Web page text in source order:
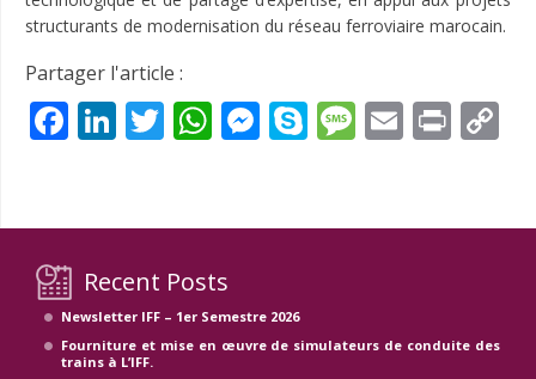
structurants de modernisation du réseau ferroviaire marocain.
Partager l'article :
Facebook
LinkedIn
Twitter
WhatsApp
Messenger
SkypeMessage
EmailPrint
Recent Posts
Newsletter IFF – 1er Semestre 2026
Fourniture et mise en œuvre de simulateurs de conduite des
trains à L’IFF.